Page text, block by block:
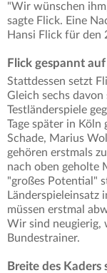
"Wir wünschen
sagte Flick. Eine
Hansi Flick für den
Flick gespannt
Stattdessen setzt
Gleich sechs
Testländerspiele
Tage später in Köln
Schade, Marius
gehören erstmals
nach oben geholte
"großes Potential"
Länderspieleinsatz
müssen erstmal
Wir sind neugierig,
Bundestrainer.
Breite des